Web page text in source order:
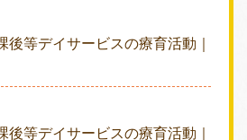
後等デイサービスの療育活動｜
後等デイサービスの療育活動｜